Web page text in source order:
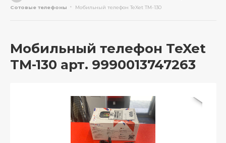
Сотовые телефоны
Мобильный телефон TeXet TM-130
Мобильный телефон TeXet
TM-130 арт. 9990013747263